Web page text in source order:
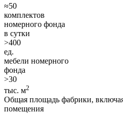
≈50
комплектов
номерного фонда
в сутки
>400
ед.
мебели номерного
фонда
>30
тыс. м2
Общая площадь фабрики,
помещения